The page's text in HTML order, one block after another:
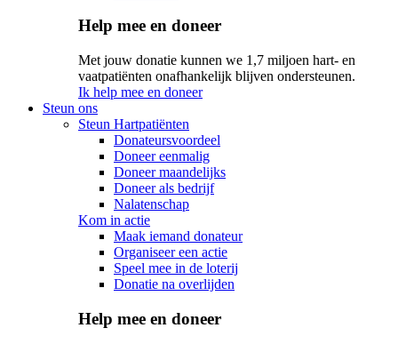
Help mee en doneer
Met jouw donatie kunnen we 1,7 miljoen hart- en
vaatpatiënten onafhankelijk blijven ondersteunen.
Ik help mee en doneer
Steun ons
Steun Hartpatiënten
Donateursvoordeel
Doneer eenmalig
Doneer maandelijks
Doneer als bedrijf
Nalatenschap
Kom in actie
Maak iemand donateur
Organiseer een actie
Speel mee in de loterij
Donatie na overlijden
Help mee en doneer